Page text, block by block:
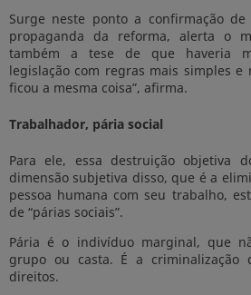
Surge neste ponto a confirmação
propaganda da reforma, alerta o
também a tese de que haveria
legislação com regras mais simples e
ficou a mesma coisa”, afirma.
Trabalhador, pária social
Para ele, essa destruição objetiva
dimensão subjetiva disso, que é a
pessoa humana com seu trabalho,
de “párias sociais”.
Pária é o indivíduo marginal, que
grupo ou casta. É a criminalização
direitos.